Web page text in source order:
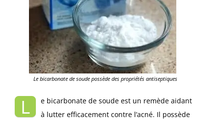
Le bicarbonate de soude possède des propriétés antiseptiques
L
e bicarbonate de soude est un remède aidant
à lutter efficacement contre l’acné. Il possède